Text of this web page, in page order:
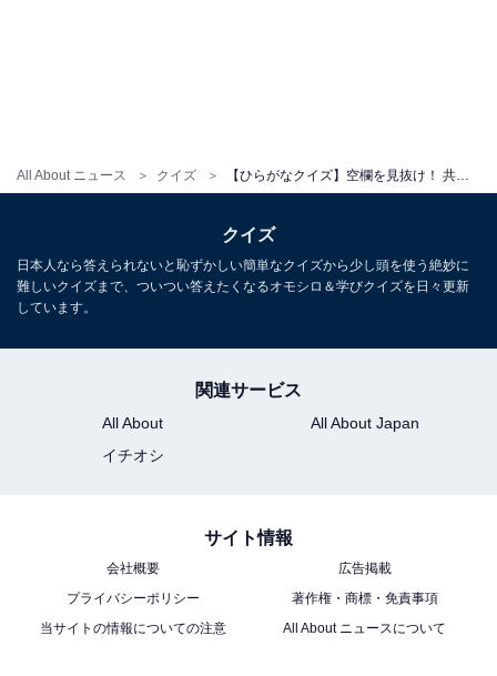
All About ニュース クイズ
クイズ
日本人なら答えられないと恥ずかしい簡単なクイズから少し頭を使う絶妙に
難しいクイズまで、ついつい答えたくなるオモシロ＆学びクイズを日々更新
しています。
関連サービス
All About
All About Japan
イチオシ
サイト情報
会社概要
広告掲載
プライバシーポリシー
著作権・商標・免責事項
当サイトの情報についての注意
All About ニュースについて